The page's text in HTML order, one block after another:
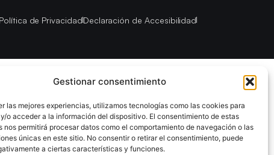
Gestionar consentimiento
las mejores experiencias, utilizamos tecnologías como las cookies para
o acceder a la información del dispositivo. El consentimiento de estas
nos permitirá procesar datos como el comportamiento de navegación o las
únicas en este sitio. No consentir o retirar el consentimiento, puede
a ciertas características y funciones.
Política de PrivacidadDeclaración de Accesibilidad